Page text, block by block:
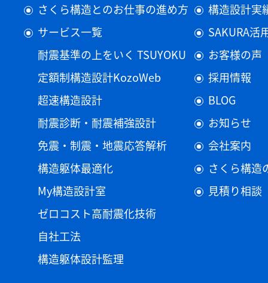
さくら構造とのお仕事の進め方
サービス一覧
耐震基準の上をいく TSUYOKU
定額制構造設計KozoWeb
超速構造設計
耐震診断・耐震補強設計
免震・制震・地震応答解析
構造躯体最適化
My構造設計室
ゼロコスト高耐震化技術
自社工法
構造躯体設計監理
構造設計実
SAKURA活
お客様の声
採用情報
BLOG
お知らせ
会社案内
さくら構造
見積り相談